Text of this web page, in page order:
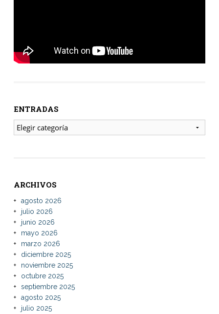
ENTRADAS
ENTRADAS
ARCHIVOS
agosto 2026
julio 2026
junio 2026
mayo 2026
marzo 2026
diciembre 2025
noviembre 2025
octubre 2025
septiembre 2025
agosto 2025
julio 2025